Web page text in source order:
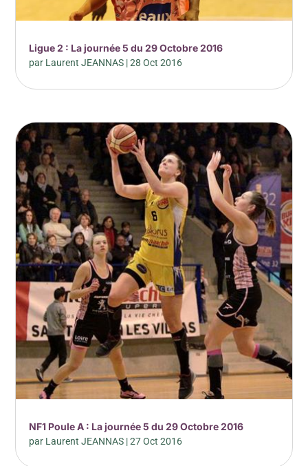
Ligue 2 : La journée 5 du 29 Octobre 2016
par Laurent JEANNAS |28 Oct 2016
NF1 Poule A : La journée 5 du 29 Octobre 2016
par Laurent JEANNAS |27 Oct 2016